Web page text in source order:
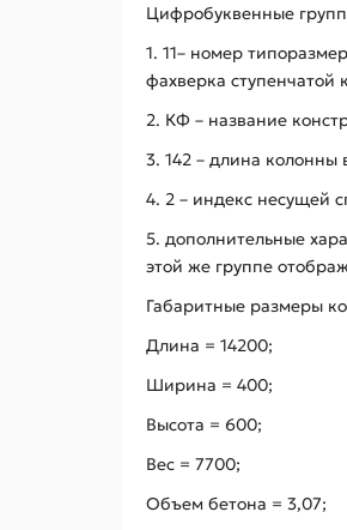
Цифробуквенные
1. 11– номер
фахверка ступенчатой
2. КФ – название
3. 142 – длина колонны
4. 2 – индекс несущей
5. дополнительные
этой же группе
Габаритные размеры
Длина = 14200;
Ширина = 400;
Высота = 600;
Вес = 7700;
Объем бетона = 3,07;